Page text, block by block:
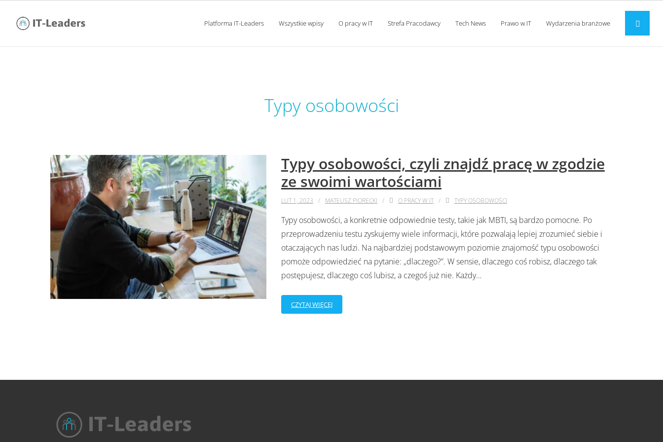
Platforma IT-Leaders Wszystkie wpisy O pracy w IT Strefa Pracodawcy Tech News Prawo w IT Wydarzenia branżowe
Typy osobowości
Typy osobowości, czyli znajdź pracę w zgodzie
ze swoimi wartościami
LUT 1, 2023 MATEUSZ PIORECKI O PRACY W IT TYPY OSOBOWOŚCI
Typy osobowości, a konkretnie odpowiednie testy, takie jak MBTI, są bardzo pomocne. Po
przeprowadzeniu testu zyskujemy wiele informacji, które pozwalają lepiej zrozumieć siebie i
otaczających nas ludzi. Na najbardziej podstawowym poziomie znajomość typu osobowości
pomoże odpowiedzieć na pytanie: „dlaczego?”. W sensie, dlaczego coś robisz, dlaczego tak
postępujesz, dlaczego coś lubisz, a czegoś już nie. Każdy…
CZYTAJ WIĘCEJ